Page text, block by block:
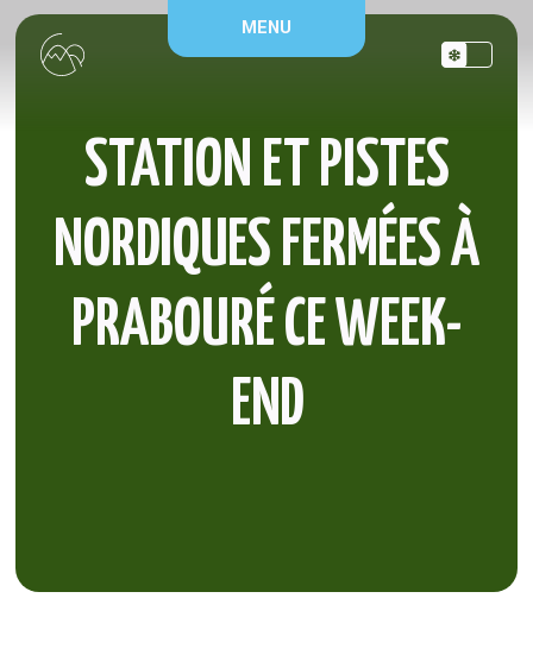
Panneau de gestion des cookies
MENU
STATION ET PISTES
NORDIQUES FERMÉES À
PRABOURÉ CE WEEK-
END